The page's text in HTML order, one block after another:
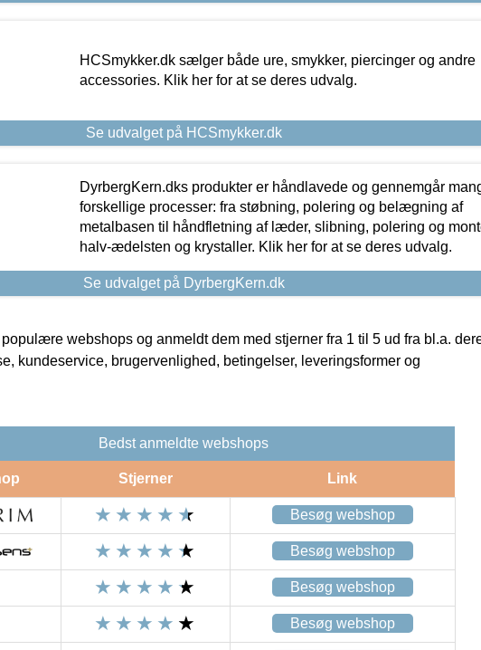
HCSmykker.dk sælger både ure, smykker, piercinger og andre
accessories. Klik her for at se deres udvalg.
Se udvalget på HCSmykker.dk
DyrbergKern.dks produkter er håndlavede og gennemgår
forskellige processer: fra støbning, polering og belægning af
metalbasen til håndfletning af læder, slibning, polering og
halv-ædelsten og krystaller. Klik her for at se deres udvalg.
Se udvalget på DyrbergKern.dk
webshops og anmeldt dem med stjerner fra 1 til 5 ud fra bl.a.
kundeservice, brugervenlighed, betingelser, leveringsformer og
Bedst anmeldte webshops
Stjerner Link
Besøg webshop
Besøg webshop
Besøg webshop
Besøg webshop